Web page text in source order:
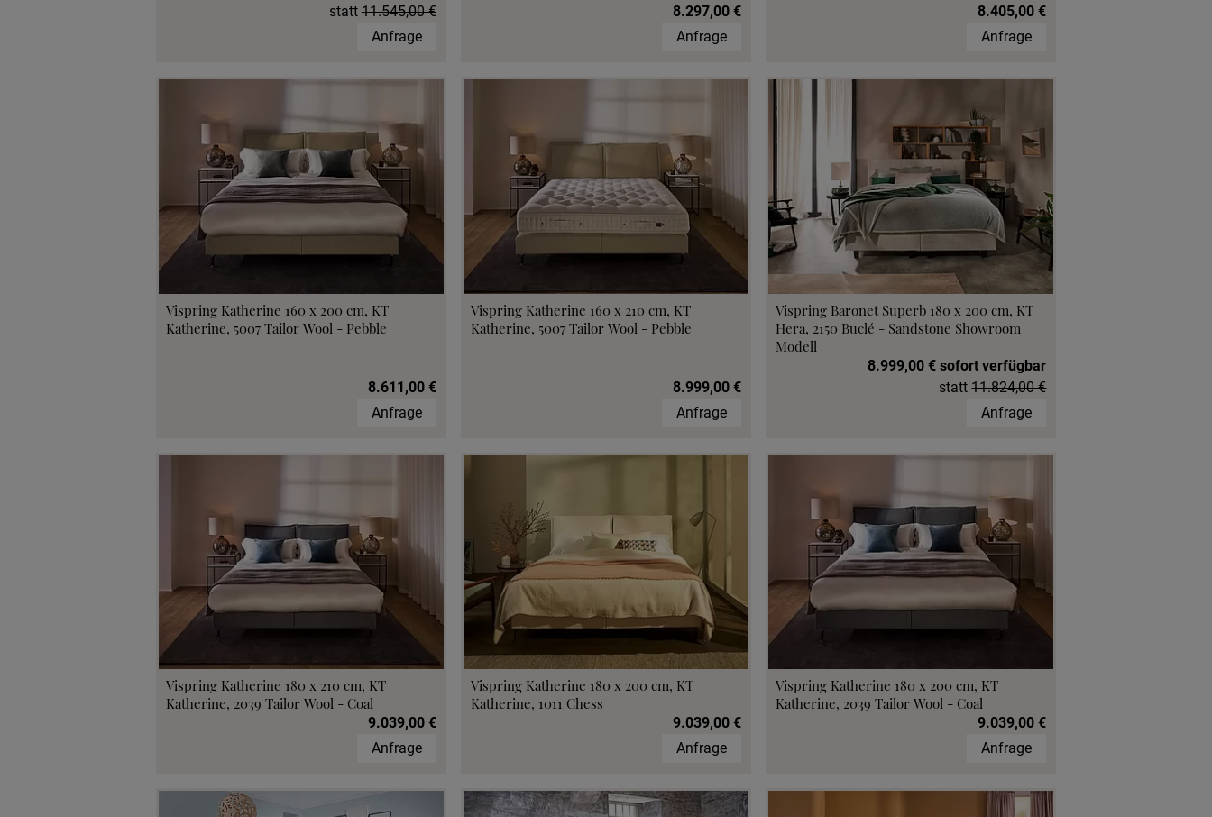
statt 11.545,00 €
Anfrage
8.297,00 €
Anfrage
8.405,00 €
Anfrage
Vispring Katherine 160 x 200 cm, KT
Katherine, 5007 Tailor Wool - Pebble
8.611,00 €
Anfrage
Vispring Katherine 160 x 210 cm, KT
Katherine, 5007 Tailor Wool - Pebble
8.999,00 €
Anfrage
Vispring Baronet Superb 180 x 200 cm, KT
Hera, 2150 Buclé - Sandstone Showroom
Modell
8.999,00 € sofort verfügbar
statt11.824,00 €
Anfrage
Vispring Katherine 180 x 210 cm, KT
Katherine, 2039 Tailor Wool - Coal
9.039,00 €
Anfrage
Vispring Katherine 180 x 200 cm, KT
Katherine, 1011 Chess
9.039,00 €
Anfrage
Vispring Katherine 180 x 200 cm, KT
Katherine, 2039 Tailor Wool - Coal
9.039,00 €
Anfrage